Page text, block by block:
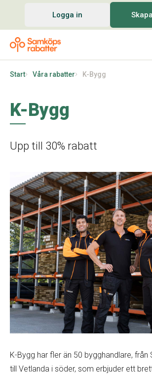
Logga in
Start Våra rabatter K-Bygg
K-Bygg
Upp till 30% rabatt
K-Bygg har fler än 50 bygghandlare, från
till Vetlanda i söder, som erbjuder ett